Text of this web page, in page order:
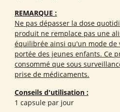
REMARQUE :
Ne pas dépasser la dose
produit ne remplace pas une
équilibrée ainsi qu'un mode de
portée des jeunes enfants. Ce
consommé que sous
prise de médicaments.
Conseils d'utilisation :
1 capsule par jour